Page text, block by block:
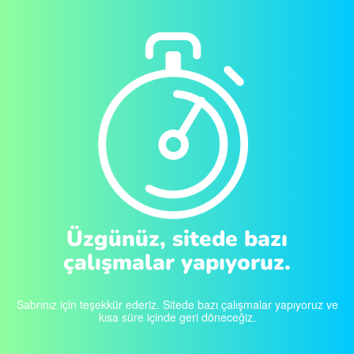
Üzgünüz, sitede bazı
çalışmalar yapıyoruz.
Sabrınız için teşekkür ederiz. Sitede bazı çalışmalar yapıyoruz ve
kısa süre içinde geri döneceğiz.